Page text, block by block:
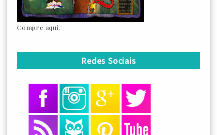
Compre aqui.
Redes Sociais